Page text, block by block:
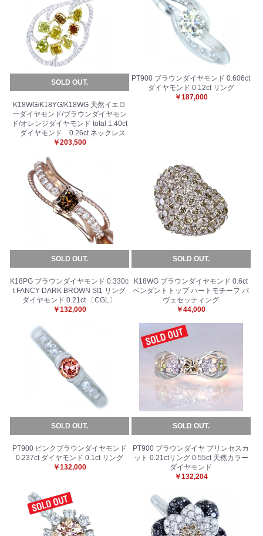
SOLD OUT.
K18WG/K18YG/K18WG 天然イエロ
ーダイヤモンド/ブラウンダイヤモン
ド/オレンジダイヤモンド total 1.40ct
ダイヤモンド 0.26ct ネックレス
￥203,500
PT900 ブラウンダイヤモンド 0.606ct
ダイヤモンド 0.12ct リング
￥187,000
SOLD OUT.
K18PG ブラウンダイヤモンド 0.330c
t FANCY DARK BROWN SI1 リング
ダイヤモンド 0.21ct 〔CGL〕
￥132,000
SOLD OUT.
K18WG ブラウンダイヤモンド 0.6ct
ペンダントトップ ハートモチーフ パ
ヴェセッティング
￥44,000
SOLD OUT.
PT900 ピンクブラウンダイヤモンド
0.237ct ダイヤモンド 0.1ct リング
￥132,000
SOLD OUT.
PT900 ブラウンダイヤ プリンセスカ
ット 0.21ctリング 0.55ct 天然カラー
ダイヤモンド
￥132,204
お買い物を続ける カートへ進む